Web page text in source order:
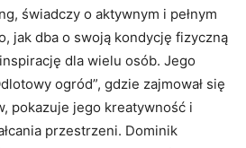
świadczy o aktywnym i pełnym
jak dba o swoją kondycję fizyczną
dla wielu osób. Jego
ogród”, gdzie zajmował się
pokazuje jego kreatywność i
przestrzeni. Dominik